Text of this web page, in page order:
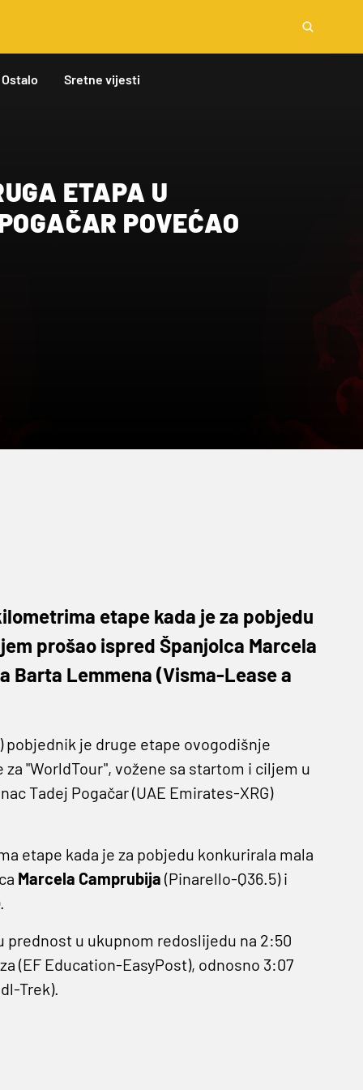
Ostalo Sretne vijesti
ETAPA U
POVEĆAO
etape kada je za pobjedu
prošao ispred Španjolca Marcela
Barta Lemmena (Visma-Lease a
pobjednik je druge etape ovogodišnje
"WorldTour", vožene sa startom i ciljem u
Tadej Pogačar (UAE Emirates-XRG)
etape kada je za pobjedu konkurirala mala
Marcela Camprubija (Pinarello-Q36.5) i
u ukupnom redoslijedu na 2:50
(EF Education-EasyPost), odnosno 3:07
Trek).